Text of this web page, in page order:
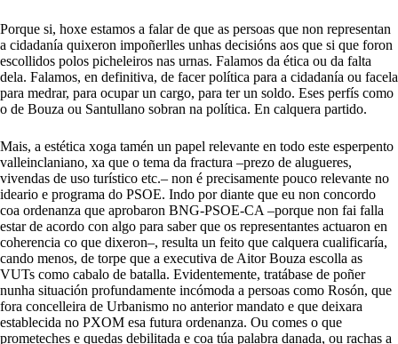
Porque si, hoxe estamos a falar de que as persoas que non representan
a cidadanía quixeron impoñerlles unhas decisións aos que si que foron
escollidos polos picheleiros nas urnas. Falamos da ética ou da falta
dela. Falamos, en definitiva, de facer política para a cidadanía ou facela
para medrar, para ocupar un cargo, para ter un soldo. Eses perfís como
o de Bouza ou Santullano sobran na política. En calquera partido.
Mais, a estética xoga tamén un papel relevante en todo este esperpento
valleinclaniano, xa que o tema da fractura –prezo de alugueres,
vivendas de uso turístico etc.– non é precisamente pouco relevante no
ideario e programa do PSOE. Indo por diante que eu non concordo
coa ordenanza que aprobaron BNG-PSOE-CA –porque non fai falla
estar de acordo con algo para saber que os representantes actuaron en
coherencia co que dixeron–, resulta un feito que calquera cualificaría,
cando menos, de torpe que a executiva de Aitor Bouza escolla as
VUTs como cabalo de batalla. Evidentemente, tratábase de poñer
nunha situación profundamente incómoda a persoas como Rosón, que
fora concelleira de Urbanismo no anterior mandato e que deixara
establecida no PXOM esa futura ordenanza. Ou comes o que
prometeches e quedas debilitada e coa túa palabra danada, ou rachas a